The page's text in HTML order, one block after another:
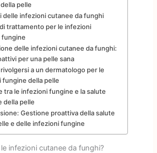
pelle
delle infezioni cutanee da funghi
trattamento per le infezioni
fungine
delle infezioni cutanee da funghi:
per una pelle sana
a un dermatologo per le
fungine della pelle
tra le infezioni fungine e la salute
della pelle
Gestione proattiva della salute
e delle infezioni fungine
infezioni cutanee da funghi?